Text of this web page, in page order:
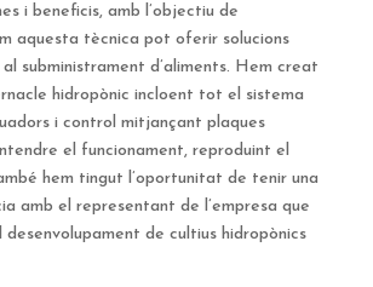
i beneficis, amb l’objectiu de
aquesta tècnica pot oferir solucions
subministrament d’aliments. Hem creat
hidropònic incloent tot el sistema
i control mitjançant plaques
el funcionament, reproduint el
hem tingut l’oportunitat de tenir una
amb el representant de l’empresa que
de cultius hidropònics